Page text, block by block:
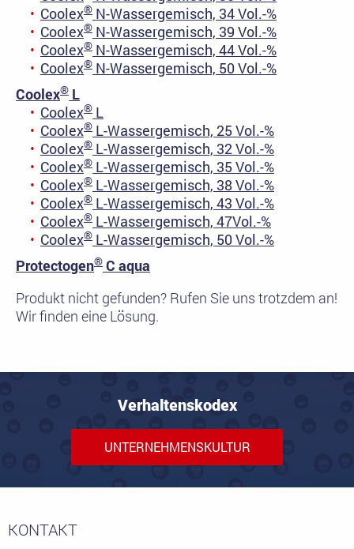
Coolex® N-Wassergemisch, 34 Vol.-%
Coolex® N-Wassergemisch, 39 Vol.-%
Coolex® N-Wassergemisch, 44 Vol.-%
Coolex® N-Wassergemisch, 50 Vol.-%
Coolex® L
Coolex® L
Coolex® L-Wassergemisch, 25 Vol.-%
Coolex® L-Wassergemisch, 32 Vol.-%
Coolex® L-Wassergemisch, 35 Vol.-%
Coolex® L-Wassergemisch, 38 Vol.-%
Coolex® L-Wassergemisch, 43 Vol.-%
Coolex® L-Wassergemisch, 47Vol.-%
Coolex® L-Wassergemisch, 50 Vol.-%
Protectogen® C aqua
Produkt nicht gefunden? Rufen Sie uns trotzdem an!
Wir finden eine Lösung.
Verhaltenskodex
UNTERNEHMENSKULTUR
KONTAKT